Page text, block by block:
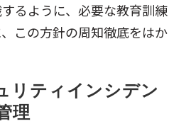
るように、必要な教育訓練
この方針の周知徹底をはか
リティインシデン
理